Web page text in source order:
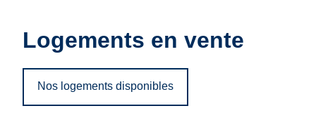
Logements en vente
Nos logements disponibles